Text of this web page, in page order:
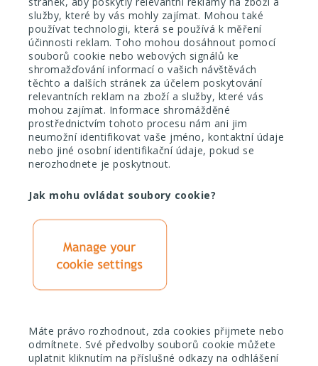
služby, které by vás mohly zajímat. Mohou také
používat technologii, která se používá k měření
účinnosti reklam. Toho mohou dosáhnout pomocí
souborů cookie nebo webových signálů ke
shromažďování informací o vašich návštěvách
těchto a dalších stránek za účelem poskytování
relevantních reklam na zboží a služby, které vás
mohou zajímat. Informace shromážděné
prostřednictvím tohoto procesu nám ani jim
neumožní identifikovat vaše jméno, kontaktní údaje
nebo jiné osobní identifikační údaje, pokud se
nerozhodnete je poskytnout.
Jak mohu ovládat soubory cookie?
Máte právo rozhodnout, zda cookies přijmete nebo
odmítnete. Své předvolby souborů cookie můžete
uplatnit kliknutím na příslušné odkazy na odhlášení